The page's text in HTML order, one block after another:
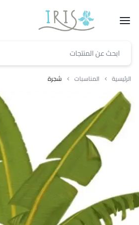
الرئيسية المناسبات شجرة